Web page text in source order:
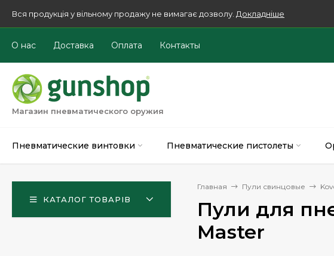
Вся продукція у вільному продажу не вимагає дозволу. Докладніше
О нас Доставка Оплата Контакты
Магазин пневматического оружия
Пневматические винтовки Пневматические пистолеты
КАТАЛОГ ТОВАРІВ
Главная Пули свинцовые
Пули для
Master